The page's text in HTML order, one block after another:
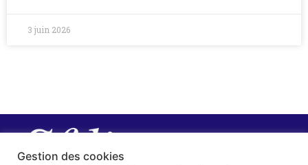
3 juin 2026
Gestion des cookies